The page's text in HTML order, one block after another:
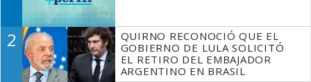
2
QUIRNO RECONOCIÓ QUE EL
GOBIERNO DE LULA SOLICITÓ
EL RETIRO DEL EMBAJADOR
ARGENTINO EN BRASIL